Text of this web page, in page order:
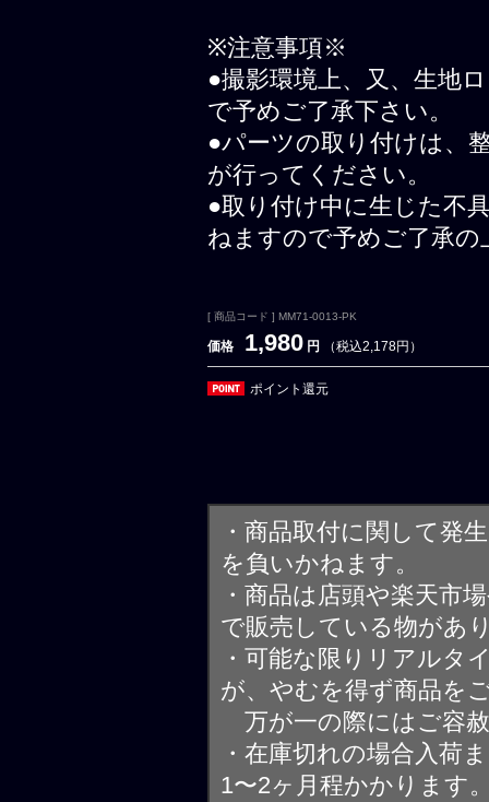
※注意事項※
●撮影環境上、又、生地
で予めご了承下さい。
●パーツの取り付けは、
が行ってください。
●取り付け中に生じた不
ねますので予めご了承
[ 商品コード ] MM71-0013-PK
価格 1,980 円 （税込2,178円）
ポイント還元
・商品取付に関して発
を負いかねます。
・商品は店頭や楽天市
で販売している物があ
・可能な限りリアルタ
が、やむを得ず商品を
万が一の際にはご容
・在庫切れの場合入荷
1〜2ヶ月程かかります